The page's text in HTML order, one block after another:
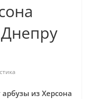
из Херсона